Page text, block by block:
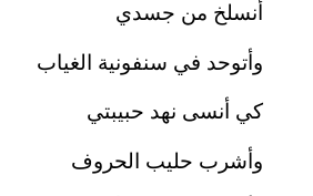
أنسلخ من جسدي
وأتوحد في سنفونية الغياب
كي أنسى نهد حبيبتي
وأشرب حليب الحروف